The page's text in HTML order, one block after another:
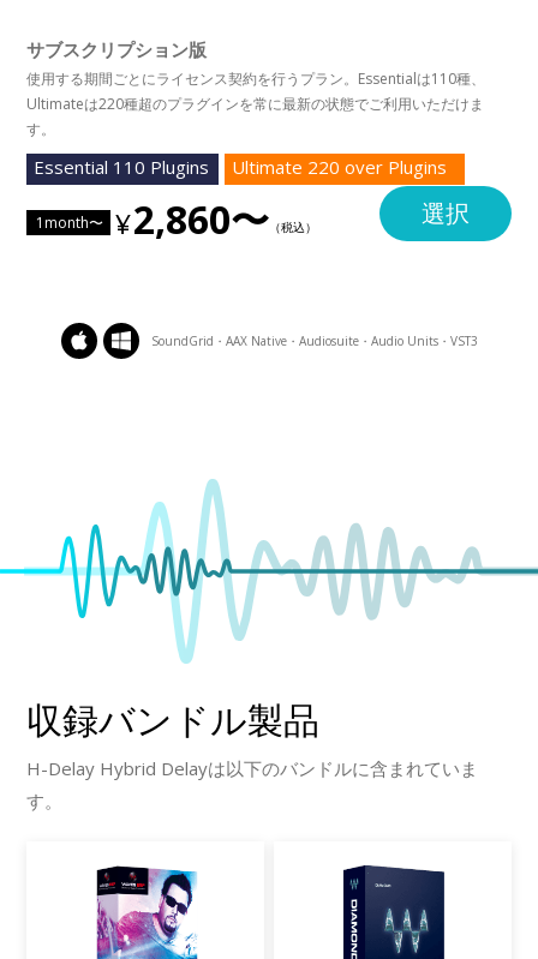
サブスクリプション版
使用する期間ごとにライセンス契約を行うプラン。Essentialは110種、
Ultimateは220種超のプラグインを常に最新の状態でご利用いただけま
す。
Essential 110 Plugins Ultimate 220 over Plugins
1month〜 2,860〜 選択
SoundGrid・AAX Native・Audiosuite・Audio Units・VST3
収録バンドル製品
H-Delay Hybrid Delayは以下のバンドルに含まれていま
す。